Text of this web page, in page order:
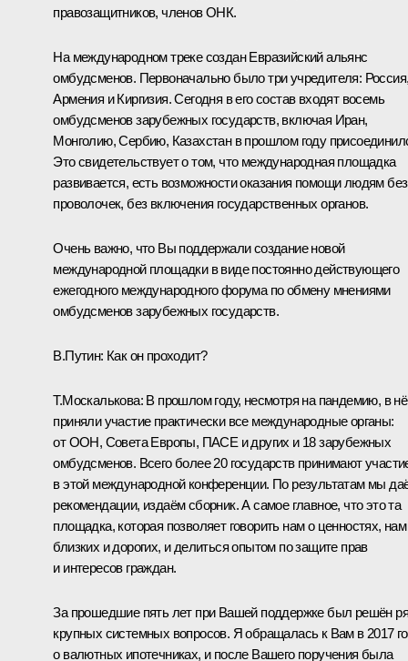
правозащитников, членов ОНК.
На международном треке создан Евразийский альянс
омбудсменов. Первоначально было три учредителя:
Армения и Киргизия. Сегодня в его состав входят восемь
омбудсменов зарубежных государств, включая Иран,
Монголию, Сербию, Казахстан в прошлом году
Это свидетельствует о том, что международная площадка
развивается, есть возможности оказания помощи людям без
проволочек, без включения государственных органов.
Очень важно, что Вы поддержали создание новой
международной площадки в виде постоянно действующего
ежегодного международного форума по обмену мнениями
омбудсменов зарубежных государств.
В.Путин: Как он проходит?
Т.Москалькова: В прошлом году, несмотря на пандемию, в
приняли участие практически все международные органы:
от ООН, Совета Европы, ПАСЕ и других и 18 зарубежных
омбудсменов. Всего более 20 государств принимают
в этой международной конференции. По результатам мы
рекомендации, издаём сборник. А самое главное, что это та
площадка, которая позволяет говорить нам о ценностях, нам
близких и дорогих, и делиться опытом по защите прав
и интересов граждан.
За прошедшие пять лет при Вашей поддержке был решён
крупных системных вопросов. Я обращалась к Вам в 2017
о валютных ипотечниках, и после Вашего поручения была